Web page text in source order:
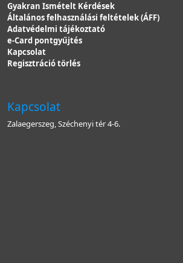
Gyakran Ismételt Kérdések
Általános felhasználási feltételek (ÁFF)
Adatvédelmi tájékoztató
e-Card pontgyűjtés
Kapcsolat
Regisztráció törlés
Kapcsolat
Zalaegerszeg, Széchenyi tér 4-6.